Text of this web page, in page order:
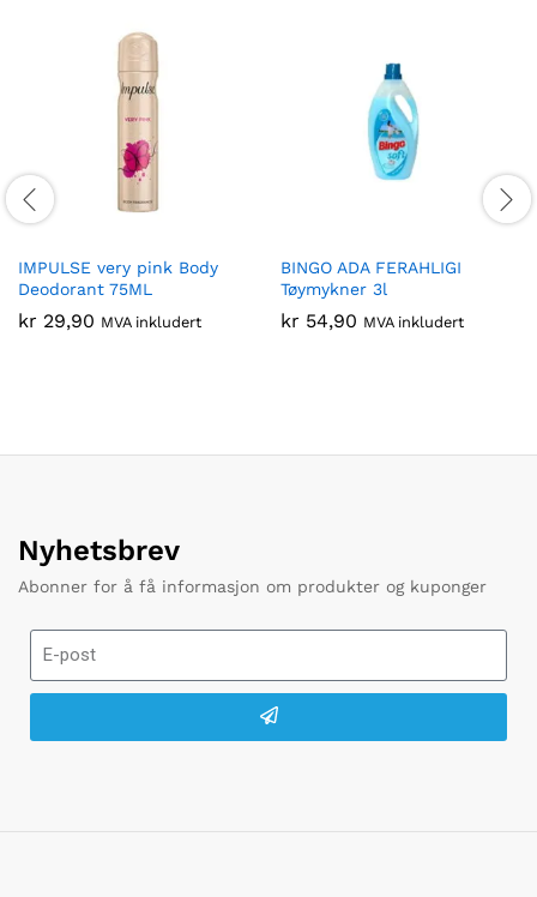
IMPULSE very pink Body
Deodorant 75ML
kr 29,90 MVA inkludert
BINGO ADA FERAHLIGI
Tøymykner 3l
kr 54,90 MVA inkludert
Nyhetsbrev
Abonner for å få informasjon om produkter og kuponger